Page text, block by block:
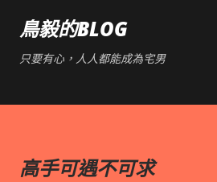
鳥毅的BLOG
只要有心，人人都能成為宅男
高手可遇不可求